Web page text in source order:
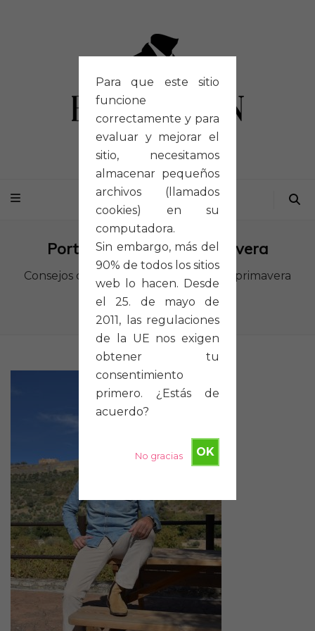
Para que este sitio
funcione
correctamente y para
evaluar y mejorar el
sitio, necesitamos
almacenar pequeños
archivos (llamados
cookies) en su
computadora.
Sin embargo, más del
90% de todos los sitios
web lo hacen. Desde
el 25. de mayo de
2011, las regulaciones
de la UE nos exigen
obtener tu
consentimiento
primero. ¿Estás de
acuerdo?
OK
No gracias
Portfolio Category:Primavera
Consejos de outfit de hombre para la primavera
Inicio / Primavera(Página 2)